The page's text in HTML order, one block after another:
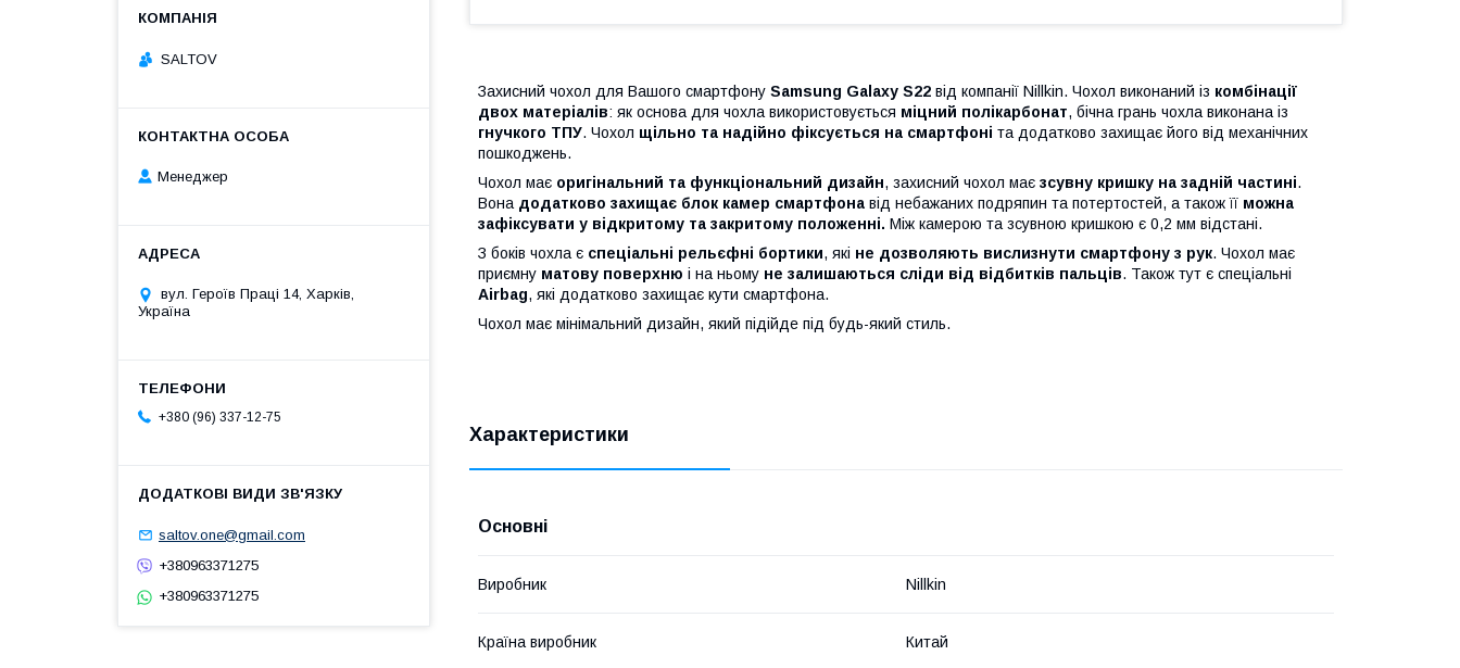
Захисний чохол для Вашого смартфону Samsung Galaxy S22 від компанії Nillkin. Чохол виконаний із комбінації
двох матеріалів: як основа для чохла використовується міцний полікарбонат, бічна грань чохла виконана із
гнучкого ТПУ. Чохол щільно та надійно фіксується на смартфоні та додатково захищає його від механічних
пошкоджень.
Чохол має оригінальний та функціональний дизайн, захисний чохол має зсувну кришку на задній частині.
Вона додатково захищає блок камер смартфона від небажаних подряпин та потертостей, а також її можна
зафіксувати у відкритому та закритому положенні. Між камерою та зсувною кришкою є 0,2 мм відстані.
З боків чохла є спеціальні рельєфні бортики, які не дозволяють вислизнути смартфону з рук. Чохол має
приємну матову поверхню і на ньому не залишаються сліди від відбитків пальців. Також тут є спеціальні
Airbag, які додатково захищає кути смартфона.
Чохол має мінімальний дизайн, який підійде під будь-який стиль.
Характеристики
Основні
Виробник Nillkin
Країна виробник Китай
SALTOV
Менеджер
вул. Героїв Праці 14, Харків,
Україна
+380 (96) 337-12-75
saltov.one@gmail.com
+380963371275
+380963371275